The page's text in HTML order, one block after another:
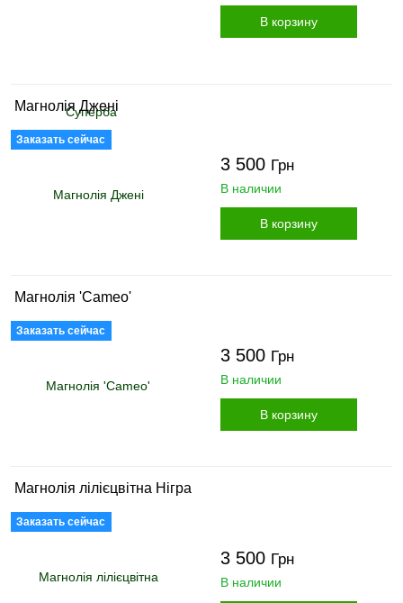
В корзину
Магнолія Джені
Заказать сейчас
3 500 Грн
В наличии
В корзину
Магнолія 'Cameo'
Заказать сейчас
3 500 Грн
В наличии
В корзину
Магнолія лілієцвітна Нігра
Заказать сейчас
3 500 Грн
В наличии